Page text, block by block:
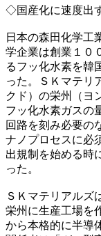
◇国産化に速度出
日本の森田化学工
学企業は創業１０
るフッ化水素を韓
った。ＳＫマテリ
クド）の栄州（ヨ
フッ化水素ガスの
回路を刻み必要の
ナノプロセスに必
出規制を始める時
った。
ＳＫマテリアルズ
栄州に生産工場を
から本格的に半導